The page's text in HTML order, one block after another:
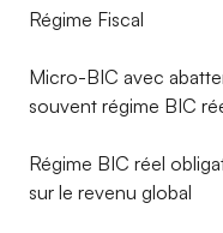
Régime Fiscal
Micro-BIC avec
souvent régime BIC
Régime BIC réel
sur le revenu global